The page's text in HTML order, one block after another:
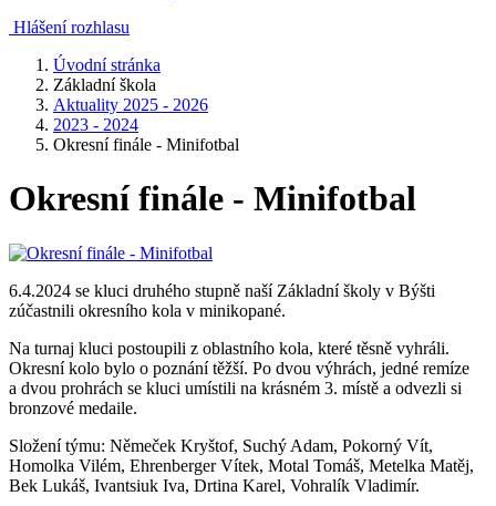
Hlášení rozhlasu
Úvodní stránka
Základní škola
Aktuality 2025 - 2026
2023 - 2024
Okresní finále - Minifotbal
Okresní finále - Minifotbal
6.4.2024 se kluci druhého stupně naší Základní školy v Býšti
zúčastnili okresního kola v minikopané.
Na turnaj kluci postoupili z oblastního kola, které těsně vyhráli.
Okresní kolo bylo o poznání těžší. Po dvou výhrách, jedné remíze
a dvou prohrách se kluci umístili na krásném 3. místě a odvezli si
bronzové medaile.
Složení týmu: Němeček Kryštof, Suchý Adam, Pokorný Vít,
Homolka Vilém, Ehrenberger Vítek, Motal Tomáš, Metelka Matěj,
Bek Lukáš, Ivantsiuk Iva, Drtina Karel, Vohralík Vladimír.